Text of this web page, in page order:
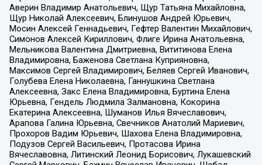
Аверин Владимир Анатольевич, Щур Татьяна Михайловна,
Щур Николай Алексеевич, Блинушов Андрей Юрьевич,
Мосин Алексей Геннадьевич, Гефтер Валентин Михайлович,
Симонов Алексей Кириллович, Флиге Ирина Анатольевна,
Мельникова Валентина Дмитриевна, Вититинова Елена
Владимировна, Баженова Светлана Куприяновна,
Максимов Сергей Владимирович, Беляев Сергей Иванович,
Голубева Елена Николаевна, Ганнушкина Светлана
Алексеевна, Закс Елена Владимировна, Буртина Елена
Юрьевна, Гендель Людмила Залмановна, Кокорина
Екатерина Алексеевна, Шуманов Илья Вячеславович,
Арапова Галина Юрьевна, Свечников Анатолий Мариевич,
Прохоров Вадим Юрьевич, Шахова Елена Владимировна,
Подузов Сергей Васильевич, Протасова Ирина
Вячеславовна, Литинский Леонид Борисович, Лукашевский